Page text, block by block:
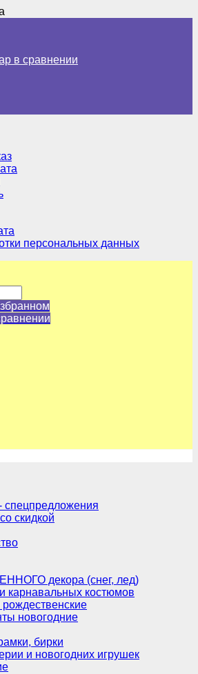
в сравнении
персональных данных
спецпредложения
скидкой
декора (снег, лед)
карнавальных костюмов
новогодние
бирки
и новогодних игрушек